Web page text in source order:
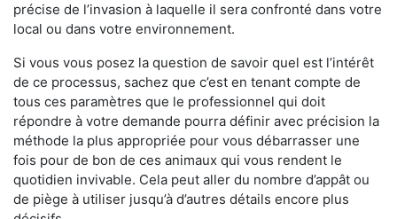
précise de l’invasion à laquelle il sera confronté dans votre
local ou dans votre environnement.
Si vous vous posez la question de savoir quel est l’intérêt
de ce processus, sachez que c’est en tenant compte de
tous ces paramètres que le professionnel qui doit
répondre à votre demande pourra définir avec précision la
méthode la plus appropriée pour vous débarrasser une
fois pour de bon de ces animaux qui vous rendent le
quotidien invivable. Cela peut aller du nombre d’appât ou
de piège à utiliser jusqu’à d’autres détails encore plus